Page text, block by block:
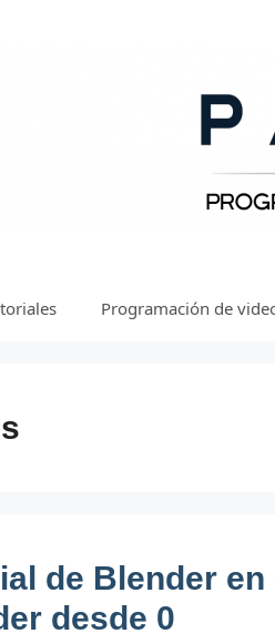
Programación de
de Blender
desde 0